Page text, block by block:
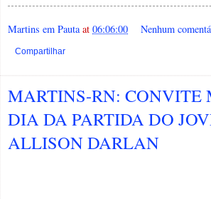
Martins em Pauta at 06:06:00 Nenhum
Compartilhar
MARTINS-RN: CONVITE
DIA DA PARTIDA DO
ALLISON DARLAN